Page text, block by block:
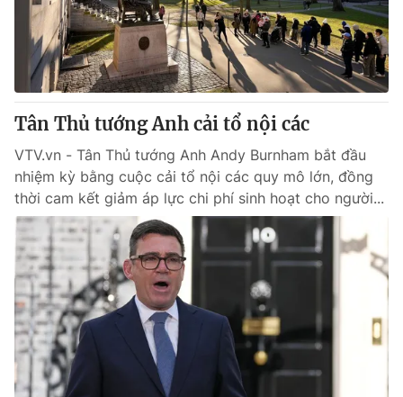
Tin tức
Thế giới đó đây
Câu chuyện quốc tế
Kinh tế
Tài chính
Thị trường
Góc doanh nghiệp
Dữ liệu và đời sống
Truyền hình
Phim VTV
Hậu trường
Nhân vật
Khán giả
Giải sao mai
Giải trí
Điện ảnh
Âm nhạc
Sao
Đời sống
Du lịch
Làm đẹp
Chất lượng cuộc sống
Giáo dục
Tuyển sinh
Học trực tuyến
Công nghệ
Hitech Công nghệ tương lai
Giao lưu trực tuyến
Tân Thủ tướng Anh cải tổ nội các
VTV.vn - Tân Thủ tướng Anh Andy Burnham bắt đầu
nhiệm kỳ bằng cuộc cải tổ nội các quy mô lớn, đồng
thời cam kết giảm áp lực chi phí sinh hoạt cho người...